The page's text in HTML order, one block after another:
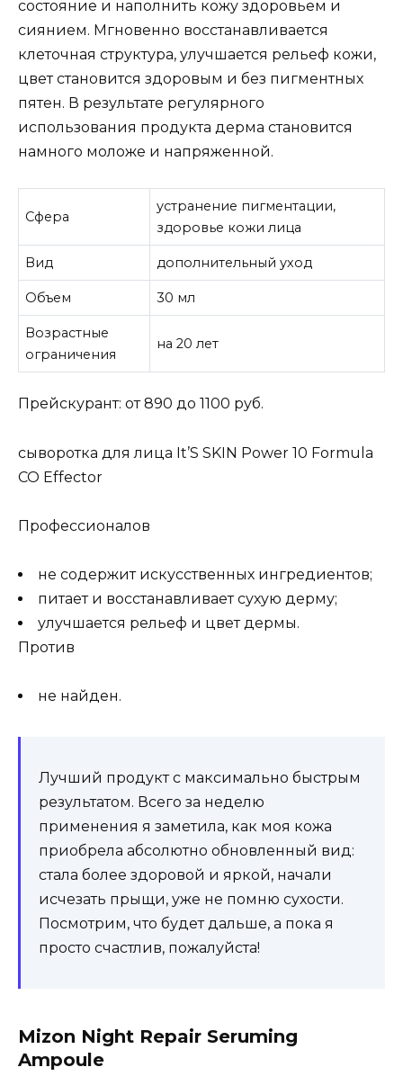
состояние и наполнить кожу здоровьем и
сиянием. Мгновенно восстанавливается
клеточная структура, улучшается рельеф кожи,
цвет становится здоровым и без пигментных
пятен. В результате регулярного
использования продукта дерма становится
намного моложе и напряженной.
Сфера
устранение пигментации,
здоровье кожи лица
Вид дополнительный уход
Объем 30 мл
Возрастные
ограничения
на 20 лет
Прейскурант: от 890 до 1100 руб.
сыворотка для лица It’S SKIN Power 10 Formula
CO Effector
Профессионалов
не содержит искусственных ингредиентов;
питает и восстанавливает сухую дерму;
улучшается рельеф и цвет дермы.
Против
не найден.
Лучший продукт с максимально быстрым
результатом. Всего за неделю
применения я заметила, как моя кожа
приобрела абсолютно обновленный вид:
стала более здоровой и яркой, начали
исчезать прыщи, уже не помню сухости.
Посмотрим, что будет дальше, а пока я
просто счастлив, пожалуйста!
Mizon Night Repair Seruming
Ampoule